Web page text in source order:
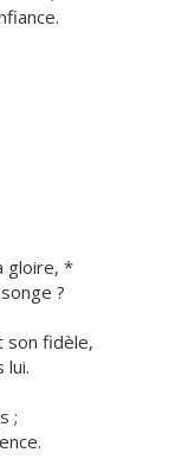
gloire, *
?
son fidèle,
lui.
;